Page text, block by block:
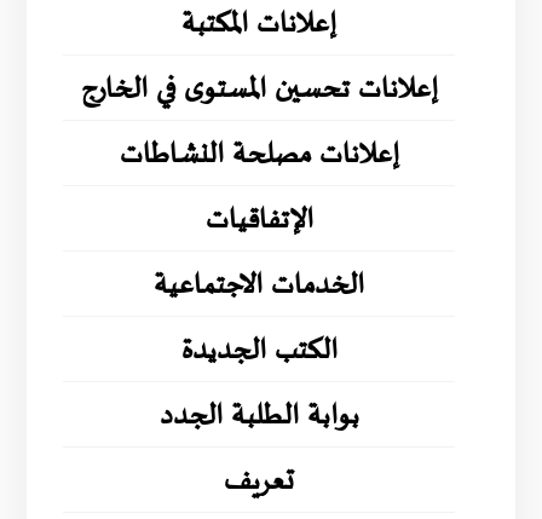
إعلانات المكتبة
إعلانات تحسين المستوى في الخارج
إعلانات مصلحة النشاطات
الإتفاقيات
الخدمات الاجتماعية
الكتب الجديدة
بوابة الطلبة الجدد
تعريف